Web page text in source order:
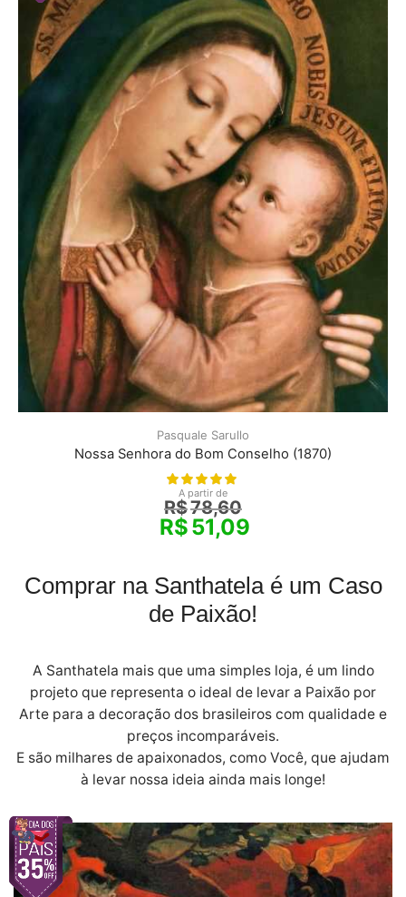
Pasquale Sarullo
Nossa Senhora do Bom Conselho (1870)
A partir de
R$78,60
R$51,09
Comprar na Santhatela é um Caso
de Paixão!
A Santhatela mais que uma simples loja, é um lindo
projeto que representa o ideal de levar a Paixão por
Arte para a decoração dos brasileiros com qualidade e
preços incomparáveis.
E são milhares de apaixonados, como Você, que ajudam
à levar nossa ideia ainda mais longe!